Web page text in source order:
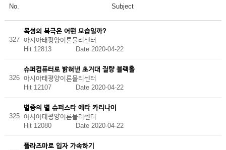
No. Subject
327
목성의 북극은 어떤 모습일까?
아시아태평양이론물리센터
Hit 12813 Date 2020-04-22
326
슈퍼컴퓨터로 밝혀낸 초거대 질량 블랙홀
아시아태평양이론물리센터
Hit 12107 Date 2020-04-22
325
별중의 별 슈퍼스타 에타 카리나이
아시아태평양이론물리센터
Hit 12080 Date 2020-04-22
플라즈마로 입자 가속하기